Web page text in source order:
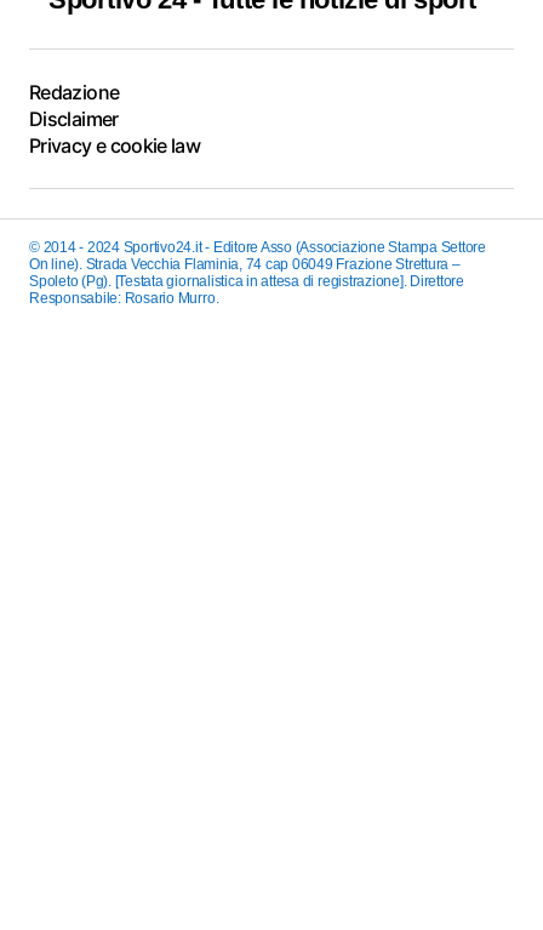
Redazione
Disclaimer
Privacy e cookie law
© 2014 - 2024 Sportivo24.it - Editore Asso (Associazione Stampa Settore
On line). Strada Vecchia Flaminia, 74 cap 06049 Frazione Strettura –
Spoleto (Pg). [Testata giornalistica in attesa di registrazione]. Direttore
Responsabile: Rosario Murro.